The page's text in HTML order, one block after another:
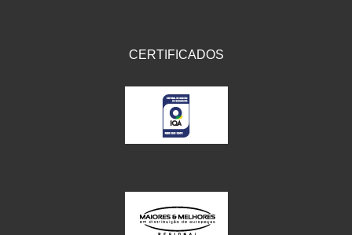
CERTIFICADOS